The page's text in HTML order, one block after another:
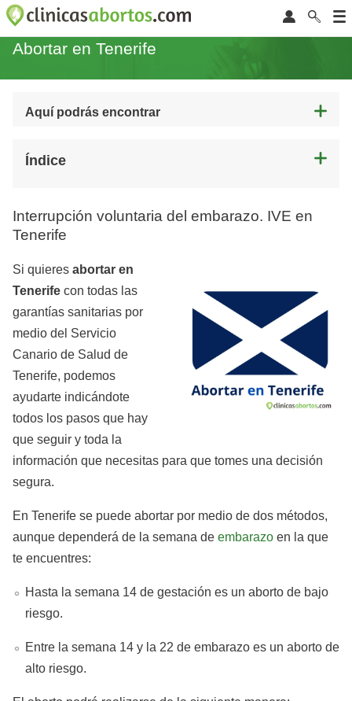
Abortar en Tenerife
Aquí podrás encontrar
Índice
Interrupción voluntaria del embarazo. IVE en
Tenerife
Si quieres abortar en
Tenerife con todas las
garantías sanitarias por
medio del Servicio
Canario de Salud de
Tenerife, podemos
ayudarte indicándote
todos los pasos que hay
que seguir y toda la
información que necesitas para que tomes una decisión
segura.
En Tenerife se puede abortar por medio de dos métodos,
aunque dependerá de la semana de embarazo en la que
te encuentres:
Hasta la semana 14 de gestación es un aborto de bajo
riesgo.
Entre la semana 14 y la 22 de embarazo es un aborto de
alto riesgo.